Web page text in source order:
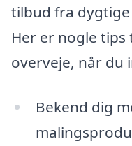
tilbud fra
Her er nogle tips
overveje, når du
Bekend dig